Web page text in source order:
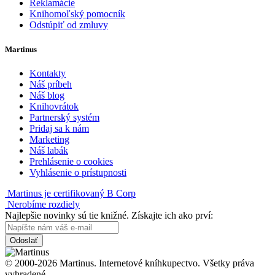
Reklamácie
Knihomoľský pomocník
Odstúpiť od zmluvy
Martinus
Kontakty
Náš príbeh
Náš blog
Knihovrátok
Partnerský systém
Pridaj sa k nám
Marketing
Náš labák
Prehlásenie o cookies
Vyhlásenie o prístupnosti
Martinus je certifikovaný B Corp
Nerobíme rozdiely
Najlepšie novinky sú tie knižné. Získajte ich ako prví:
Odoslať
© 2000-2026 Martinus. Internetové kníhkupectvo. Všetky práva